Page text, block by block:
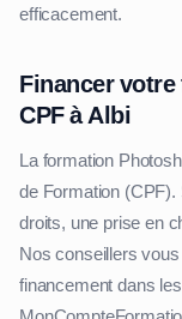
efficacement.
Financer
CPF à Albi
La formation
de Formation
droits, une prise en
Nos conseillers
financement dans